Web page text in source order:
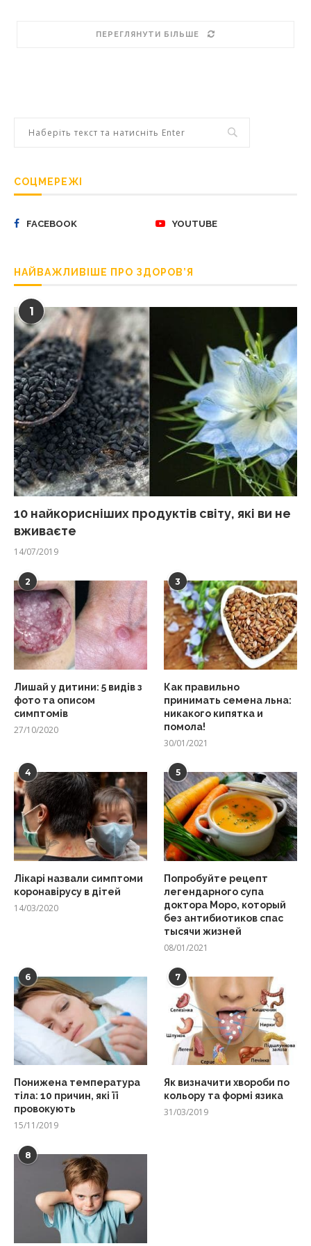
ПЕРЕГЛЯНУТИ БІЛЬШЕ
СОЦМЕРЕЖІ
FACEBOOK YOUTUBE
НАЙВАЖЛИВІШЕ ПРО ЗДОРОВ’Я
1
10 найкорисніших продуктів світу, які ви не
вживаєте
14/07/2019
2
Лишай у дитини: 5 видів з
фото та описом
симптомів
27/10/2020
3
Как правильно
принимать семена льна:
никакого кипятка и
помола!
30/01/2021
4
Лікарі назвали симптоми
коронавірусу в дітей
14/03/2020
5
Попробуйте рецепт
легендарного супа
доктора Моро, который
без антибиотиков спас
тысячи жизней
08/01/2021
6
Понижена температура
тіла: 10 причин, які її
провокують
15/11/2019
7
Як визначити хвороби по
кольору та формі язика
31/03/2019
8